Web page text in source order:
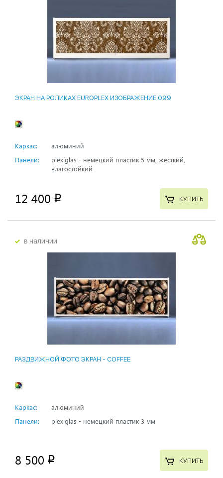
ЭКРАН НА РОЛИКАХ EUROPLEX ИЗОБРАЖЕНИЕ 099
Каркас:
алюминий
Панели:
plexiglas - немецкий пластик 5 мм, жесткий,
влагостойкий
12 400 p КУПИТЬ
в наличии
РАЗДВИЖНОЙ ФОТО ЭКРАН - СOFFEE
Каркас:
алюминий
Панели:
plexiglas - немецкий пластик 3 мм
8 500 p КУПИТЬ